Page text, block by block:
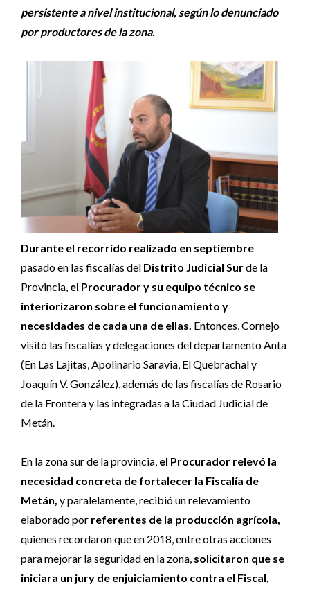
persistente a nivel institucional, según lo denunciado
por productores de la zona.
Durante el recorrido realizado en septiembre
pasado en las fiscalías del Distrito Judicial Surde la
Provincia, el Procurador y su equipo técnico se
interiorizaron sobre el funcionamiento y
necesidades de cada una de ellas. Entonces, Cornejo
visitó las fiscalías y delegaciones del departamento Anta
(En Las Lajitas, Apolinario Saravia, El Quebrachal y
Joaquín V. González), además de las fiscalías de Rosario
de la Frontera y las integradas a la Ciudad Judicial de
Metán.
En la zona sur de la provincia, el Procurador relevó la
necesidad concreta de fortalecer la Fiscalía de
Metán, y paralelamente, recibió un relevamiento
elaborado por referentes de la producción agrícola,
quienes recordaron que en 2018, entre otras acciones
para mejorar la seguridad en la zona, solicitaron que se
iniciara un jury de enjuiciamiento contra el Fiscal,